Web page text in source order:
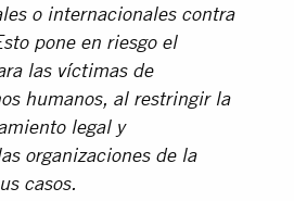
o internacionales contra
pone en riesgo el
las víctimas de
humanos, al restringir la
legal y
organizaciones de la
casos.